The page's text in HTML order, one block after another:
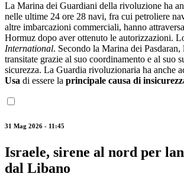
La Marina dei Guardiani della rivoluzione ha
nelle ultime 24 ore 28 navi, fra cui petroliere
altre imbarcazioni commerciali, hanno
Hormuz dopo aver ottenuto le autorizzazioni.
International. Secondo la Marina dei Pasdaran,
transitate grazie al suo coordinamento e al suo
sicurezza. La Guardia rivoluzionaria ha anche
Usa di essere la principale causa di
31 Mag 2026 - 11:45
Israele, sirene al nord per
dal Libano